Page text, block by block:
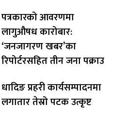
पत्रकारको आवरणमा
लागुऔषध कारोबार:
‘जनजागरण खबर’का
रिपोर्टरसहित तीन जना पक्राउ
धादिङ प्रहरी कार्यसम्पादनमा
लगातार तेस्रो पटक उत्कृष्ट